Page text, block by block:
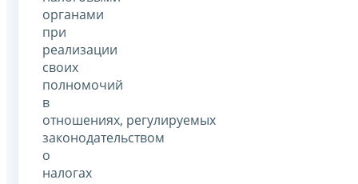
органами
при
реализации
своих
полномочий
в
отношениях, регулируемых
законодательством
о
налогах